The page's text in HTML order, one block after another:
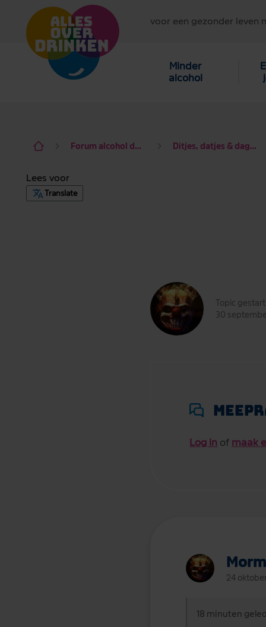
voor een gezonder leven
Minder
alcohol
Forum alcohol de baas Ditjes, datjes & dagdraad
Lees voor
Translate
Topic
30
Log in of maak
24
18 minuten